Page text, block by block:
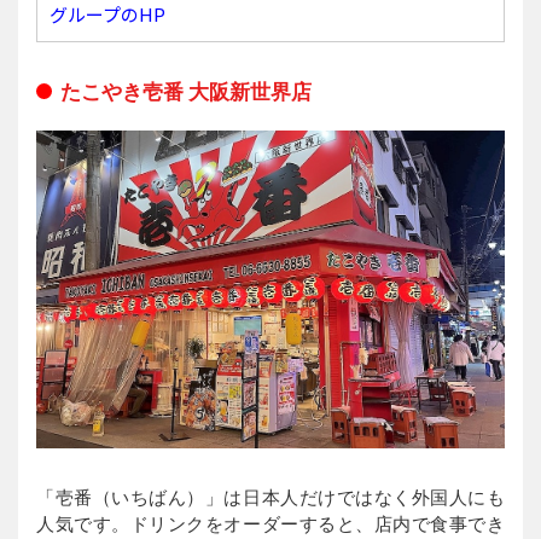
グループのHP
たこやき壱番 大阪新世界店
「壱番（いちばん）」は日本人だけではなく外国人にも
人気です。ドリンクをオーダーすると、店内で食事でき